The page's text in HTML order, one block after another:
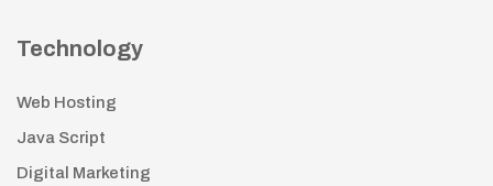
Technology
Web Hosting
Java Script
Digital Marketing